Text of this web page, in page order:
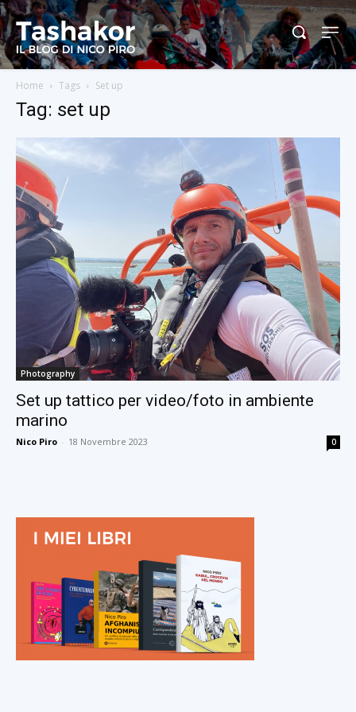
Home Tags Set up
Tag: set up
Photography
Set up tattico per video/foto in ambiente
marino
Nico Piro - 18 Novembre 2023 0